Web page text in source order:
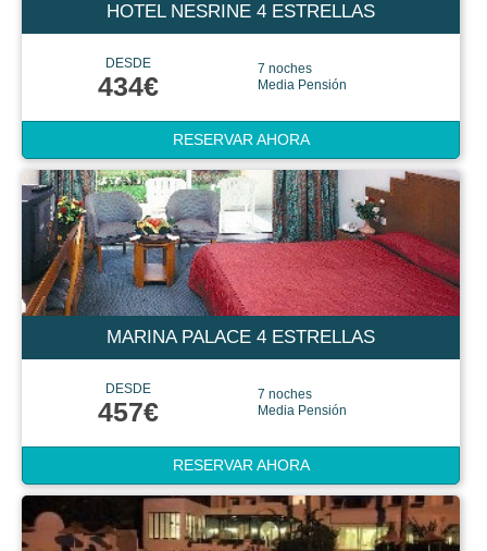
HOTEL NESRINE 4 ESTRELLAS
DESDE
434€
7 noches
Media Pensión
RESERVAR AHORA
MARINA PALACE 4 ESTRELLAS
DESDE
457€
7 noches
Media Pensión
RESERVAR AHORA